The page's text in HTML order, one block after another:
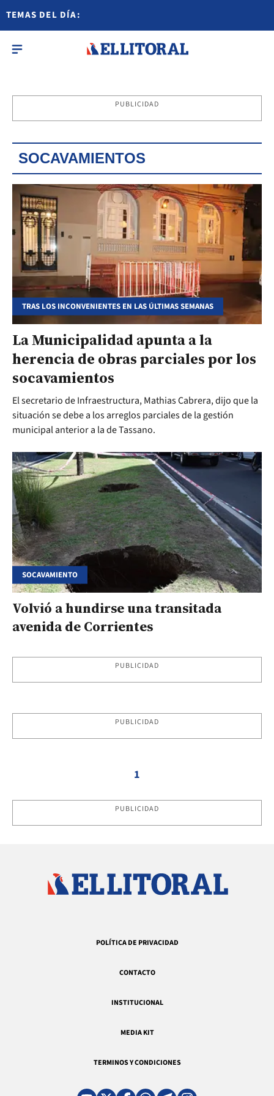
TEMAS DEL DÍA:
PUBLICIDAD
SOCAVAMIENTOS
TRAS LOS INCONVENIENTES EN LAS ÚLTIMAS SEMANAS
La Municipalidad apunta a la
herencia de obras parciales por los
socavamientos
El secretario de Infraestructura, Mathias Cabrera, dijo que la
situación se debe a los arreglos parciales de la gestión
municipal anterior a la de Tassano.
SOCAVAMIENTO
Volvió a hundirse una transitada
avenida de Corrientes
PUBLICIDAD
PUBLICIDAD
1
PUBLICIDAD
POLÍTICA DE PRIVACIDAD
CONTACTO
INSTITUCIONAL
MEDIA KIT
TERMINOS Y CONDICIONES